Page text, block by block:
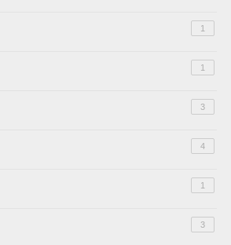
1
1
3
4
1
3